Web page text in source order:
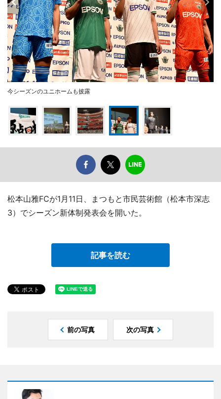
今シーズンのユニホームも披露
松本山雅FCが1月11日、まつもと市民芸術館（松本市深志
3）でシーズン新体制発表会を開いた。
記事を読む
前の写真 次の写真